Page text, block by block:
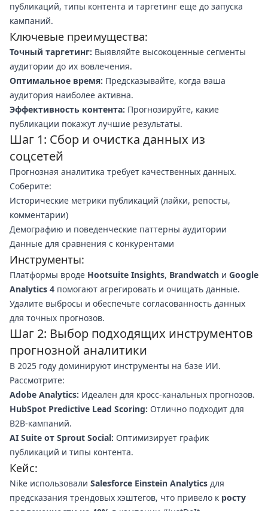
публикаций, типы контента и таргетинг еще до запуска
кампаний.
Ключевые преимущества:
Точный таргетинг: Выявляйте высокоценные сегменты
аудитории до их вовлечения.
Оптимальное время: Предсказывайте, когда ваша
аудитория наиболее активна.
Эффективность контента: Прогнозируйте, какие
публикации покажут лучшие результаты.
Шаг 1: Сбор и очистка данных из
соцсетей
Прогнозная аналитика требует качественных данных.
Соберите:
Исторические метрики публикаций (лайки, репосты,
комментарии)
Демографию и поведенческие паттерны аудитории
Данные для сравнения с конкурентами
Инструменты:
Платформы вроде Hootsuite Insights, Brandwatch и Google
Analytics 4 помогают агрегировать и очищать данные.
Удалите выбросы и обеспечьте согласованность данных
для точных прогнозов.
Шаг 2: Выбор подходящих инструментов
прогнозной аналитики
В 2025 году доминируют инструменты на базе ИИ.
Рассмотрите:
Adobe Analytics: Идеален для кросс-канальных прогнозов.
HubSpot Predictive Lead Scoring: Отлично подходит для
B2B-кампаний.
AI Suite от Sprout Social: Оптимизирует график
публикаций и типы контента.
Кейс:
Nike использовали Salesforce Einstein Analytics для
предсказания трендовых хэштегов, что привело к росту